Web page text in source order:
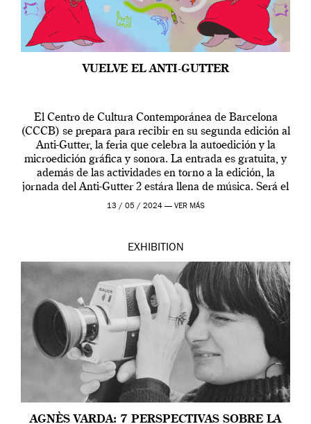
VUELVE EL ANTI-GUTTER
El Centro de Cultura Contemporánea de Barcelona
(CCCB) se prepara para recibir en su segunda edición al
Anti-Gutter, la feria que celebra la autoedición y la
microedición gráfica y sonora. La entrada es gratuita, y
además de las actividades en torno a la edición, la
jornada del Anti-Gutter 2 estára llena de música. Será el
[…]
13 / 05 / 2024 — VER MÁS
EXHIBITION
AGNÈS VARDA: 7 PERSPECTIVAS SOBRE LA